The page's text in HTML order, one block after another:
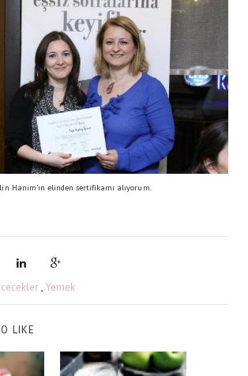
Hanım'ın elinden sertifikamı alıyorum.
icecekler , Yemek
LIKE